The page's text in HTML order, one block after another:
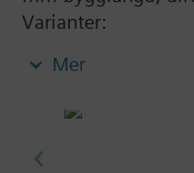
Varianter:
- WFU12.80/
- WFU12.80/SPEC
Ytterligare
Kapslingsklass IP64
Mer